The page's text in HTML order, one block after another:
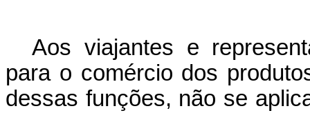
Aos viajantes e
para o comércio dos
dessas funções, não se